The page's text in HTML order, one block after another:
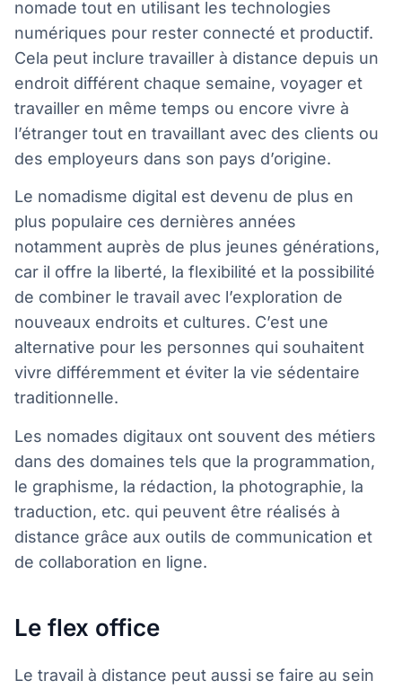
nomade tout en utilisant les technologies
numériques pour rester connecté et productif.
Cela peut inclure travailler à distance depuis un
endroit différent chaque semaine, voyager et
travailler en même temps ou encore vivre à
l’étranger tout en travaillant avec des clients ou
des employeurs dans son pays d’origine.
Le nomadisme digital est devenu de plus en
plus populaire ces dernières années
notamment auprès de plus jeunes générations,
car il offre la liberté, la flexibilité et la possibilité
de combiner le travail avec l’exploration de
nouveaux endroits et cultures. C’est une
alternative pour les personnes qui souhaitent
vivre différemment et éviter la vie sédentaire
traditionnelle.
Les nomades digitaux ont souvent des métiers
dans des domaines tels que la programmation,
le graphisme, la rédaction, la photographie, la
traduction, etc. qui peuvent être réalisés à
distance grâce aux outils de communication et
de collaboration en ligne.
Le flex office
Le travail à distance peut aussi se faire au sein